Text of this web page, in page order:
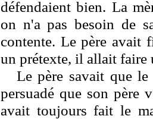
défendaient bien. La
on n'a pas besoin de
contente. Le père avait
un prétexte, il allait faire
Le père savait que
persuadé que son père
avait toujours fait le